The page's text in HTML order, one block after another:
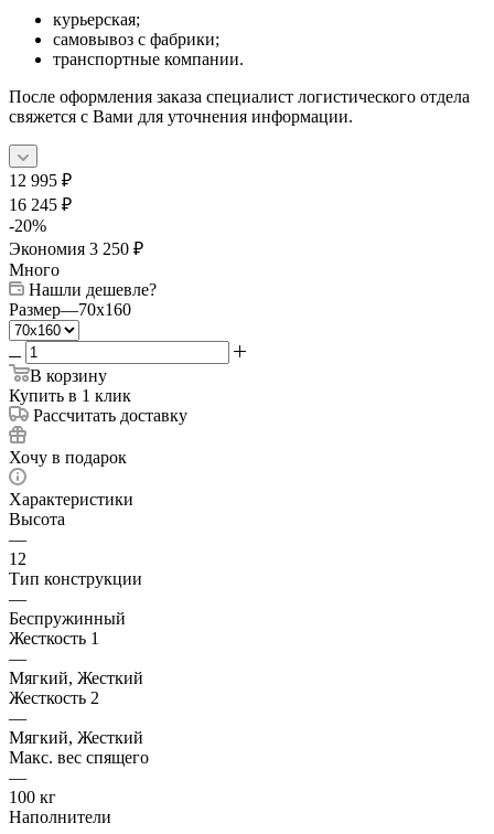
курьерская;
самовывоз с фабрики;
транспортные компании.
После оформления заказа специалист логистического отдела
свяжется с Вами для уточнения информации.
12 995 ₽
16 245 ₽
-20%
Экономия 3 250 ₽
Много
Нашли дешевле?
Размер—70x160
В корзину
Купить в 1 клик
Рассчитать доставку
Хочу в подарок
Характеристики
Высота
—
12
Тип конструкции
—
Беспружинный
Жесткость 1
—
Мягкий, Жесткий
Жесткость 2
—
Мягкий, Жесткий
Макс. вес спящего
—
100 кг
Наполнители